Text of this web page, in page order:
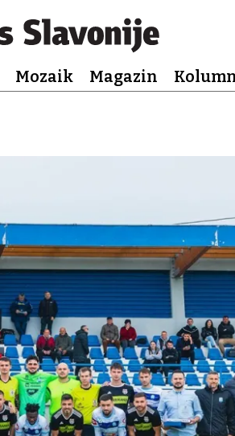
Mozaik Magazin